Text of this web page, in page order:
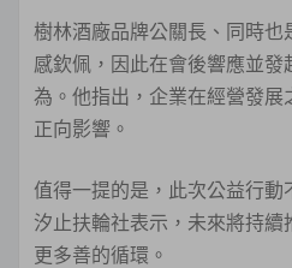
樹林酒廠品牌公關長、同時
感欽佩，因此在會後響應並
為。他指出，企業在經營發
正向影響。
值得一提的是，此次公益行
汐止扶輪社表示，未來將持
更多善的循環。